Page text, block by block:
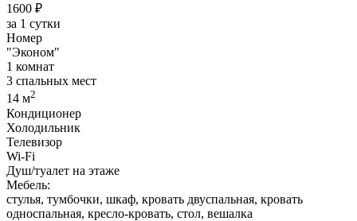
1600 ₽
за 1 сутки
Номер
"Эконом"
1 комнат
3 спальных мест
14 м2
Кондиционер
Холодильник
Телевизор
Wi-Fi
Душ/туалет на этаже
Мебель:
стулья, тумбочки, шкаф, кровать двуспальная, кровать
односпальная, кресло-кровать, стол, вешалка